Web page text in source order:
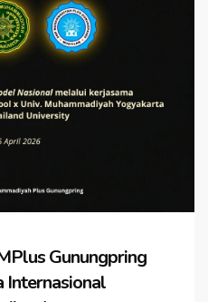
Gunungpring
Internasional